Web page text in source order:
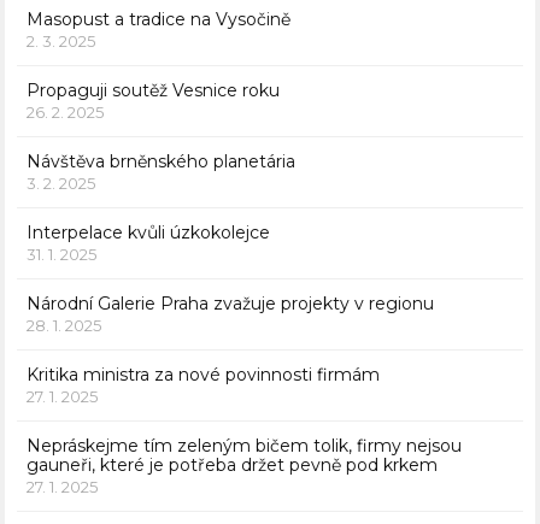
Masopust a tradice na Vysočině
2. 3. 2025
Propaguji soutěž Vesnice roku
26. 2. 2025
Návštěva brněnského planetária
3. 2. 2025
Interpelace kvůli úzkokolejce
31. 1. 2025
Národní Galerie Praha zvažuje projekty v regionu
28. 1. 2025
Kritika ministra za nové povinnosti firmám
27. 1. 2025
Nepráskejme tím zeleným bičem tolik, firmy nejsou
gauneři, které je potřeba držet pevně pod krkem
27. 1. 2025